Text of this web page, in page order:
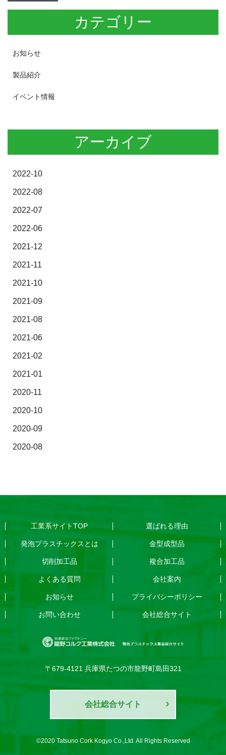
カテゴリー
お知らせ
製品紹介
イベント情報
アーカイブ
2022-10
2022-08
2022-07
2022-06
2021-12
2021-11
2021-10
2021-09
2021-08
2021-06
2021-02
2021-01
2020-11
2020-10
2020-09
2020-08
工業系サイトTOP 選ばれる理由
発泡プラスチックスとは 金型成型品
切削加工品 複合加工品
よくある質問 会社案内
お知らせ プライバシーポリシー
お問い合わせ 会社総合サイト
〒679-4121 兵庫県たつの市龍野町島田321
会社総合サイト
©2020 Tatsuno Cork Kogyo Co.,Ltd. All Rights Reserved